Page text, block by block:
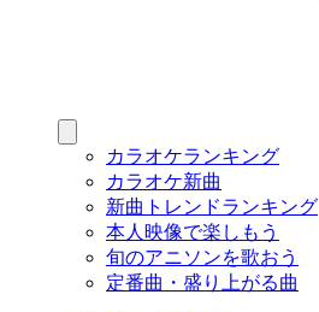
カラオケランキング
カラオケ新曲
新曲トレンドランキング
本人映像で楽しもう
旬のアニソンを歌おう
定番曲・盛り上がる曲